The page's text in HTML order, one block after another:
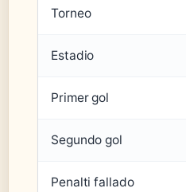
Torneo
Estadio
Primer gol
Segundo gol
Penalti fallado